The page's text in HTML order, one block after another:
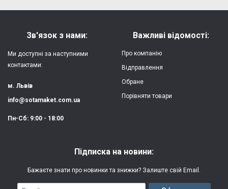
Захист:
від ударів,
Якість:
яскрава, чітка
Особливості:
(вологостійкий, гнучкий)
Напишіть відгук або думку
Зв'язок з нами:
Ми доступні за наступними
контактами:
м. Львів
info@sotamaket.com.ua
Пн-Сб: 9:00 - 18:00
Важливі відомості:
Про компанію
Відправлення
Обране
Порівняти товари
Підписка на новини:
Бажаєте знати про новинки та знижки? Залиште свій Email.